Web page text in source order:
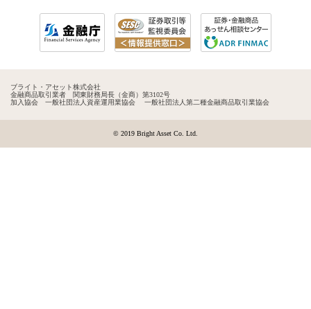
ブライト・アセット株式会社
金融商品取引業者 関東財務局長（金商）第3102号
加入協会 一般社団法人資産運用業協会 一般社団法人第二種金融商品取引業協会
© 2019 Bright Asset Co. Ltd.